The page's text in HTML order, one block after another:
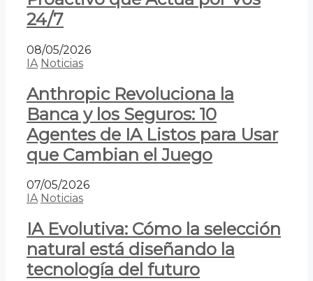
24/7
08/05/2026
IA Noticias
Anthropic Revoluciona la
Banca y los Seguros: 10
Agentes de IA Listos para Usar
que Cambian el Juego
07/05/2026
IA Noticias
IA Evolutiva: Cómo la selección
natural está diseñando la
tecnología del futuro